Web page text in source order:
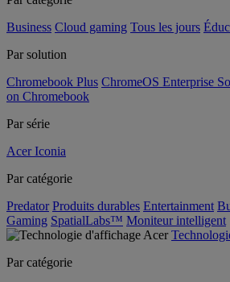
Business Cloud gaming Tous les jours
Par solution
Chromebook Plus ChromeOS Enterprise
on Chromebook
Par série
Acer Iconia
Par catégorie
Predator Produits durables Entertainment
Gaming SpatialLabs™ Moniteur intelligent
Par catégorie